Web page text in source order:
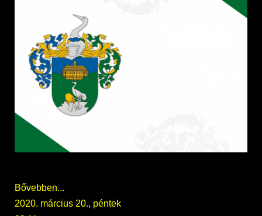
Bővebben...
2020. március 20., péntek